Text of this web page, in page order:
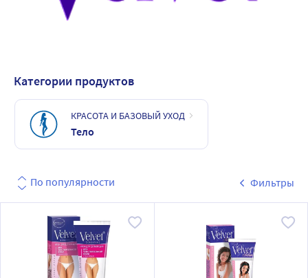
Категории продуктов
КРАСОТА И БАЗОВЫЙ УХОД
Тело
По популярности Фильтры